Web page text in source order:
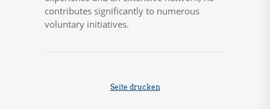
contributes significantly to numerous
voluntary initiatives.
Seite drucken